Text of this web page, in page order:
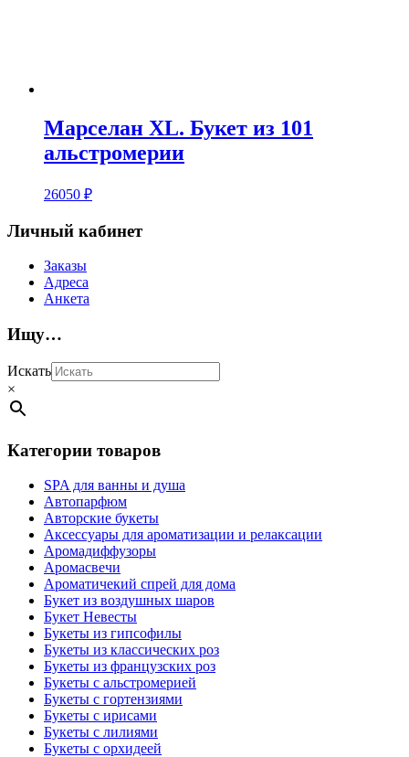
Марселан XL. Букет из 101
альстромерии
26050 ₽
Личный кабинет
Заказы
Адреса
Анкета
Ищу…
Искать
×
Категории товаров
SPA для ванны и душа
Автопарфюм
Авторские букеты
Аксессуары для ароматизации и релаксации
Аромадиффузоры
Аромасвечи
Ароматичекий спрей для дома
Букет из воздушных шаров
Букет Невесты
Букеты из гипсофилы
Букеты из классических роз
Букеты из французских роз
Букеты с альстромерией
Букеты с гортензиями
Букеты с ирисами
Букеты с лилиями
Букеты с орхидеей